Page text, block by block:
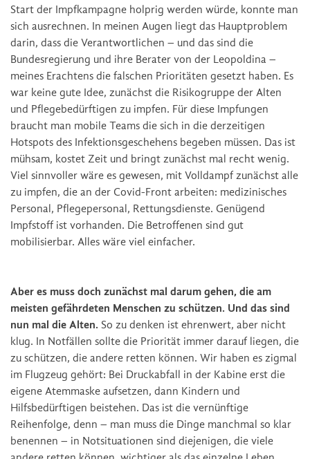
Start der Impfkampagne holprig werden würde, konnte man
sich ausrechnen. In meinen Augen liegt das Hauptproblem
darin, dass die Verantwortlichen – und das sind die
Bundesregierung und ihre Berater von der Leopoldina –
meines Erachtens die falschen Prioritäten gesetzt haben. Es
war keine gute Idee, zunächst die Risikogruppe der Alten
und Pflegebedürftigen zu impfen. Für diese Impfungen
braucht man mobile Teams die sich in die derzeitigen
Hotspots des Infektionsgeschehens begeben müssen. Das ist
mühsam, kostet Zeit und bringt zunächst mal recht wenig.
Viel sinnvoller wäre es gewesen, mit Volldampf zunächst alle
zu impfen, die an der Covid-Front arbeiten: medizinisches
Personal, Pflegepersonal, Rettungsdienste. Genügend
Impfstoff ist vorhanden. Die Betroffenen sind gut
mobilisierbar. Alles wäre viel einfacher.
Aber es muss doch zunächst mal darum gehen, die am
meisten gefährdeten Menschen zu schützen. Und das sind
nun mal die Alten. So zu denken ist ehrenwert, aber nicht
klug. In Notfällen sollte die Priorität immer darauf liegen, die
zu schützen, die andere retten können. Wir haben es zigmal
im Flugzeug gehört: Bei Druckabfall in der Kabine erst die
eigene Atemmaske aufsetzen, dann Kindern und
Hilfsbedürftigen beistehen. Das ist die vernünftige
Reihenfolge, denn – man muss die Dinge manchmal so klar
benennen – in Notsituationen sind diejenigen, die viele